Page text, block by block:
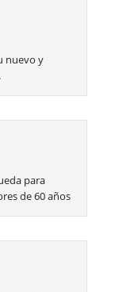
nuevo y
para
de 60 años